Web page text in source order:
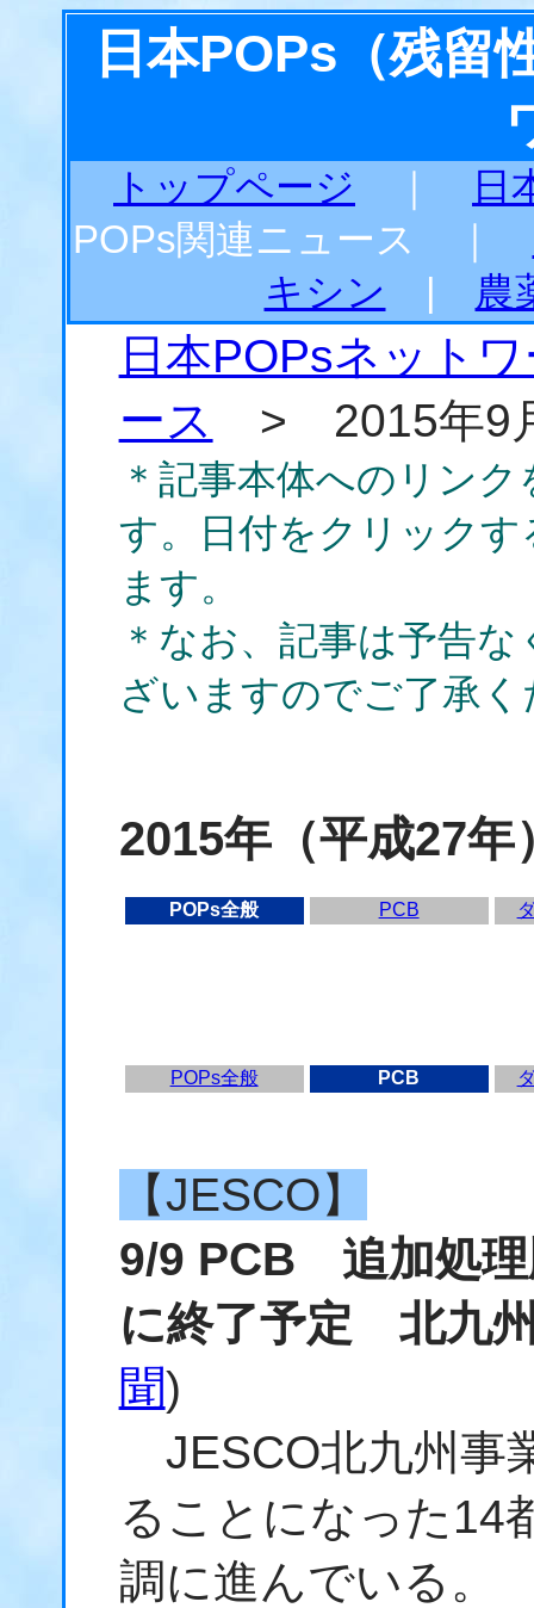
日本POPs（残留
トップページ
日
POPs関連ニュース ｜
キシン
農
日本POPsネット
ース
> 2015年9
＊記事本体へのリン
す。日付をクリック
ます。
＊なお、記事は予告
ざいますのでご了承
2015年（平成27年
POPs全般 PCB
POPs全般 PCB
【JESCO】
9/9 PCB 追加処
に終了予定 北九
聞)
JESCO北九州事
ることになった14
調に進んでいる。